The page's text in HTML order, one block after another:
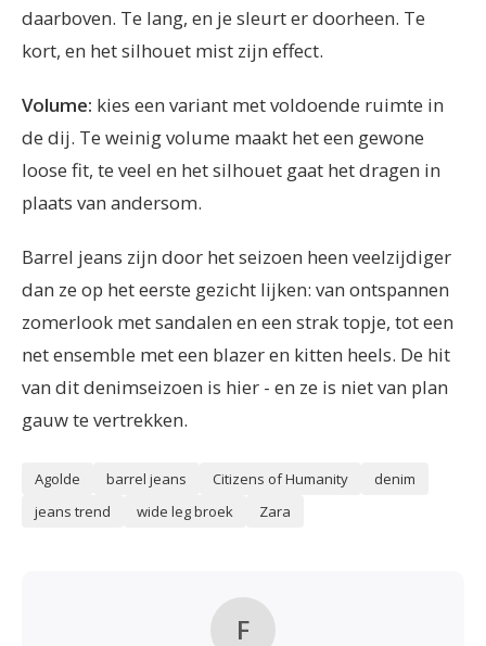
daarboven. Te lang, en je sleurt er doorheen. Te
kort, en het silhouet mist zijn effect.
Volume: kies een variant met voldoende ruimte in
de dij. Te weinig volume maakt het een gewone
loose fit, te veel en het silhouet gaat het dragen in
plaats van andersom.
Barrel jeans zijn door het seizoen heen veelzijdiger
dan ze op het eerste gezicht lijken: van ontspannen
zomerlook met sandalen en een strak topje, tot een
net ensemble met een blazer en kitten heels. De hit
van dit denimseizoen is hier - en ze is niet van plan
gauw te vertrekken.
Agolde barrel jeans Citizens of Humanity
denim
jeans trend
wide leg broek Zara
F